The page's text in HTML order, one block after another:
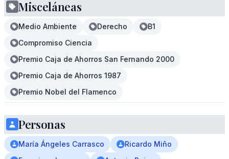
Misceláneas
Medio Ambiente Derecho
B1
Compromiso Ciencia
Premio Caja de Ahorros San Fernando 2000
Premio Caja de Ahorros 1987
Premio Nobel del Flamenco
Personas
María Ángeles Carrasco
Ricardo Miño